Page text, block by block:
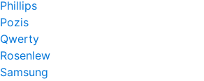
Phillips
Pozis
Qwerty
Rosenlew
Samsung